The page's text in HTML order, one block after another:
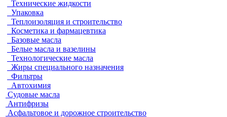
Технические жидкости
Упаковка
Теплоизоляция и строительство
Косметика и фармацевтика
Базовые масла
Белые масла и вазелины
Технологические масла
Жиры специального назначения
Фильтры
Автохимия
Судовые масла
Антифризы
Асфальтовое и дорожное строительство